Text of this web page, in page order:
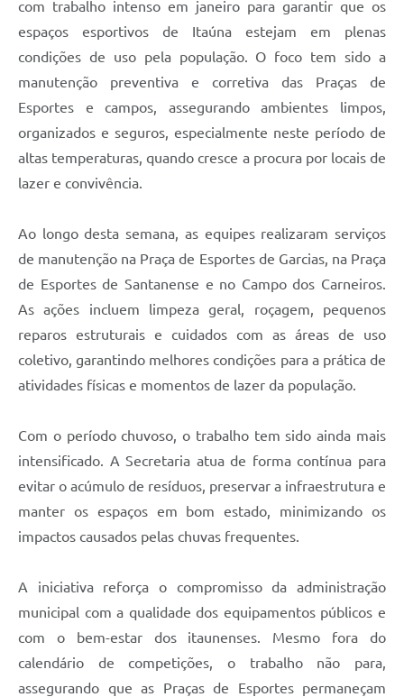
com trabalho intenso em janeiro para garantir que os
espaços esportivos de Itaúna estejam em plenas
condições de uso pela população. O foco tem sido a
manutenção preventiva e corretiva das Praças de
Esportes e campos, assegurando ambientes limpos,
organizados e seguros, especialmente neste período de
altas temperaturas, quando cresce a procura por locais de
lazer e convivência.
Ao longo desta semana, as equipes realizaram serviços
de manutenção na Praça de Esportes de Garcias, na Praça
de Esportes de Santanense e no Campo dos Carneiros.
As ações incluem limpeza geral, roçagem, pequenos
reparos estruturais e cuidados com as áreas de uso
coletivo, garantindo melhores condições para a prática de
atividades físicas e momentos de lazer da população.
Com o período chuvoso, o trabalho tem sido ainda mais
intensificado. A Secretaria atua de forma contínua para
evitar o acúmulo de resíduos, preservar a infraestrutura e
manter os espaços em bom estado, minimizando os
impactos causados pelas chuvas frequentes.
A iniciativa reforça o compromisso da administração
municipal com a qualidade dos equipamentos públicos e
com o bem-estar dos itaunenses. Mesmo fora do
calendário de competições, o trabalho não para,
assegurando que as Praças de Esportes permaneçam